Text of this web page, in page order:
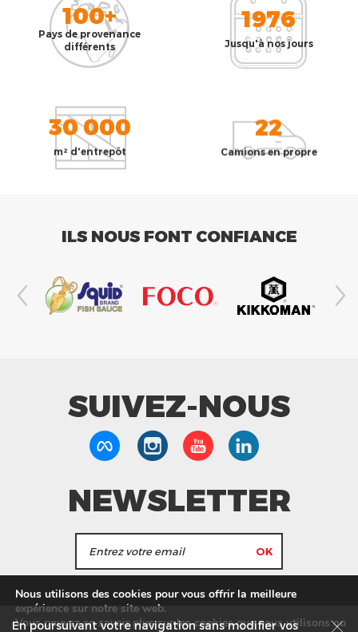
100+
Pays de provenance
différents
1976
Jusqu'à nos jours
30 000
m² d'entrepôt
22
Camions en propre
ILS NOUS FONT CONFIANCE
SUIVEZ-NOUS
NEWSLETTER
informations de Tang Frères.
En poursuivant votre navigation sans modifier vos
Nous utilisons des cookies pour vous offrir la meilleure
expérience sur notre site web.
Vous pouvez en savoir plus sur les cookies que nous utilisons ou